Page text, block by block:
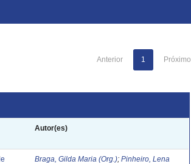
Anterior 1 Próximo
Autor(es)
Braga, Gilda Maria (Org.);Pinheiro, Lena